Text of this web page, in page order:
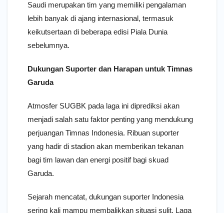
Saudi merupakan tim yang memiliki pengalaman
lebih banyak di ajang internasional, termasuk
keikutsertaan di beberapa edisi Piala Dunia
sebelumnya.
Dukungan Suporter dan Harapan untuk Timnas
Garuda
Atmosfer SUGBK pada laga ini diprediksi akan
menjadi salah satu faktor penting yang mendukung
perjuangan Timnas Indonesia. Ribuan suporter
yang hadir di stadion akan memberikan tekanan
bagi tim lawan dan energi positif bagi skuad
Garuda.
Sejarah mencatat, dukungan suporter Indonesia
sering kali mampu membalikkan situasi sulit. Laga